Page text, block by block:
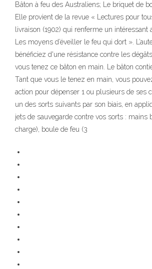
Bâton à feu des Australiens; Le briquet de
Elle provient de la revue « Lectures pour
livraison (1902) qui renferme un intéressant
Les moyens d’éveiller le feu qui dort ».
bénéficiez d'une résistance contre les
vous tenez ce bâton en main. Le bâton
Tant que vous le tenez en main, vous
action pour dépenser 1 ou plusieurs de ses
un des sorts suivants par son biais, en
jets de sauvegarde contre vos sorts : mains
charge), boule de feu (3